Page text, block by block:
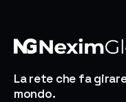
La rete che fa
mondo.